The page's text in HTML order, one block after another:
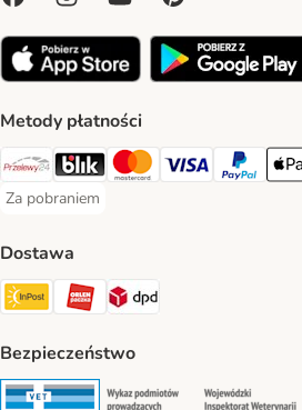
Metody płatności
Przelewy24 Payment Method
Blik Payment Method
MasterCard Payment
Visa Payment
PayPal
Za pobraniem
Za pobraniem Payment Method
Dostawa
Paczkomat® Shipping Method
ORLEN Paczka Shipping
DPD Shipping
Bezpieczeństwo
Security Security